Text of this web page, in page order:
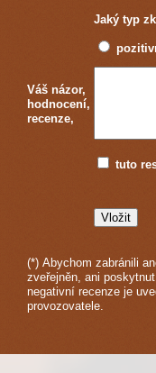
Jaký typ
Váš názor,
hodnocení,
recenze,
tuto
(*) Abychom zabránili
zveřejněn, ani
negativní recenze je
provozovatele.